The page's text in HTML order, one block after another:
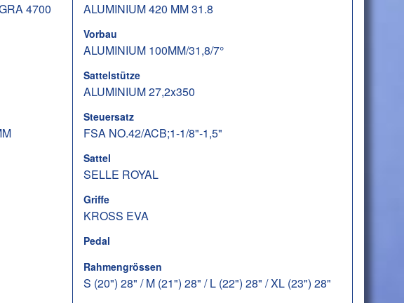
4700 ALUMINIUM 420 MM 31.8
Vorbau
ALUMINIUM 100MM/31,8/7°
Sattelstütze
ALUMINIUM 27,2x350
Steuersatz
FSA NO.42/ACB;1-1/8"-1,5"
Sattel
SELLE ROYAL
Griffe
KROSS EVA
Pedal
Rahmengrössen
S (20") 28" / M (21") 28" / L (22") 28" / XL (23") 28"